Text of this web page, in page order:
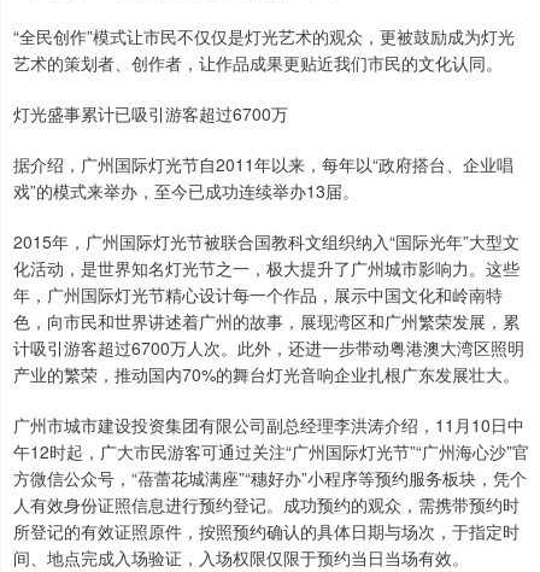
“全民创作”模式让市民不仅仅是灯光艺术的观众，更被鼓励成为灯光
艺术的策划者、创作者，让作品成果更贴近我们市民的文化认同。
灯光盛事累计已吸引游客超过6700万
据介绍，广州国际灯光节自2011年以来，每年以“政府搭台、企业唱
戏”的模式来举办，至今已成功连续举办13届。
2015年，广州国际灯光节被联合国教科文组织纳入“国际光年”大型文
化活动，是世界知名灯光节之一，极大提升了广州城市影响力。这些
年，广州国际灯光节精心设计每一个作品，展示中国文化和岭南特
色，向市民和世界讲述着广州的故事，展现湾区和广州繁荣发展，累
计吸引游客超过6700万人次。此外，还进一步带动粤港澳大湾区照明
产业的繁荣，推动国内70%的舞台灯光音响企业扎根广东发展壮大。
广州市城市建设投资集团有限公司副总经理李洪涛介绍，11月10日中
午12时起，广大市民游客可通过关注“广州国际灯光节”“广州海心沙”官
方微信公众号，“蓓蕾花城满座”“穗好办”小程序等预约服务板块，凭个
人有效身份证照信息进行预约登记。成功预约的观众，需携带预约时
所登记的有效证照原件，按照预约确认的具体日期与场次，于指定时
间、地点完成入场验证，入场权限仅限于预约当日当场有效。